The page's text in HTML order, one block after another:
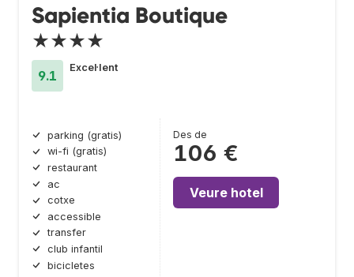
Sapientia Boutique
★★★★
9.1
Excel·lent
parking (gratis)
wi-fi (gratis)
restaurant
ac
cotxe
accessible
transfer
club infantil
bicicletes
Des de
106 €
Veure hotel